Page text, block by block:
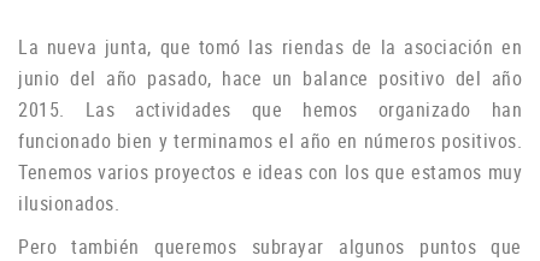
La nueva junta, que tomó las riendas de la asociación en
junio del año pasado, hace un balance positivo del año
2015. Las actividades que hemos organizado han
funcionado bien y terminamos el año en números positivos.
Tenemos varios proyectos e ideas con los que estamos muy
ilusionados.
Pero también queremos subrayar algunos puntos que